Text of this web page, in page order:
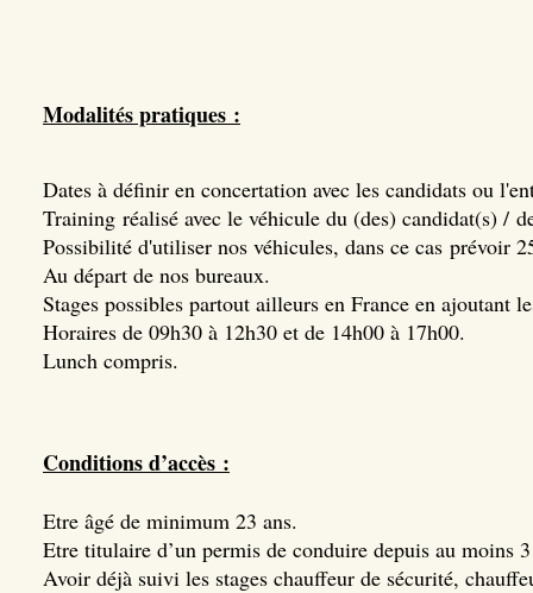
Modalités pratiques :
Dates à définir en concertation avec les candidats ou
Training réalisé avec le véhicule du (des) candidat(s) /
Possibilité d'utiliser nos véhicules, dans ce cas prévoir
Au départ de nos bureaux.
Stages possibles partout ailleurs en France en ajoutant
Horaires de 09h30 à 12h30 et de 14h00 à 17h00.
Lunch compris.
Conditions d’accès :
Etre âgé de minimum 23 ans.
Etre titulaire d’un permis de conduire depuis au moins
Avoir déjà suivi les stages chauffeur de sécurité,